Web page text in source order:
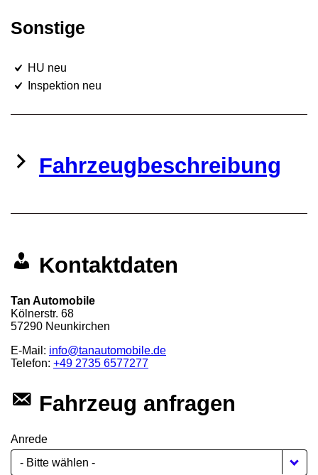
Sonstige
HU neu
Inspektion neu
Fahrzeugbeschreibung
Kontaktdaten
Tan Automobile
Kölnerstr. 68
57290 Neunkirchen
E-Mail: info@tanautomobile.de
Telefon: +49 2735 6577277
Fahrzeug anfragen
Anrede
- Bitte wählen -